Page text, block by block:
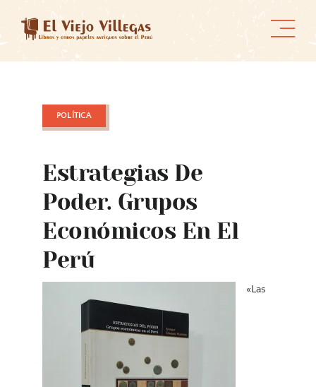
content
POLÍTICA
Estrategias De
Poder. Grupos
Económicos En El
Perú
«Las